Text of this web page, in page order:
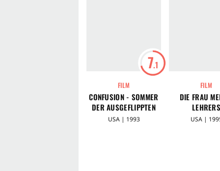
7.1
FILM
CONFUSION - SOMMER
DER AUSGEFLIPPTEN
USA | 1993
FILM
DIE FRAU
USA |